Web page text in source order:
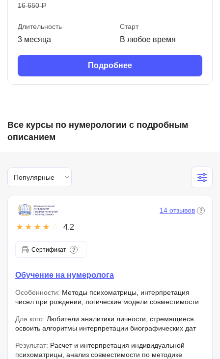
16 650 ₽
Длительность
3 месяца
Старт
В любое время
Подробнее
Все курсы по нумерологии с подробным
описанием
Популярные
4.2
14 отзывов
Сертификат
Обучение на нумеролога
Особенности: Методы психоматрицы, интерпретация
чисел при рождении, логические модели совместимости
Для кого: Любители аналитики личности, стремящиеся
освоить алгоритмы интерпретации биографических дат
Результат: Расчет и интерпретация индивидуальной
психоматрицы, анализ совместимости по методике